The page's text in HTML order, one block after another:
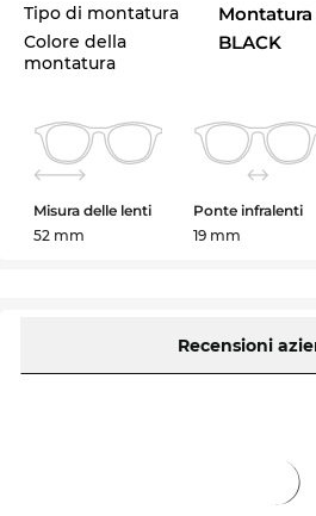
Tipo di montatura
Colore della
montatura
BLACK
Misura delle lenti
52 mm
Ponte infralenti
19 mm
Recensioni